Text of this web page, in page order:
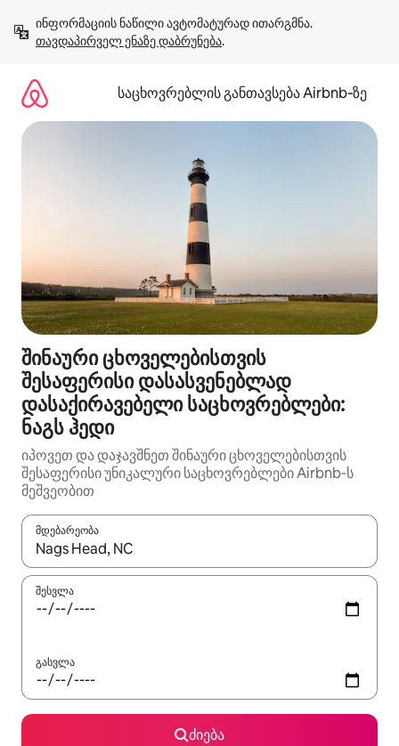
გადასვლა
თავდაპირველ ენაზე დაბრუნება.
საცხოვრებლის განთავსება Airbnb‑ზე
შინაური ცხოველებისთვის
შესაფერისი დასასვენებლად
დასაქირავებელი საცხოვრებლები:
ნაგს ჰედი
იპოვეთ და დაჯავშნეთ შინაური ცხოველებისთვის
შესაფერისი უნიკალური საცხოვრებლები Airbnb‑ს
მეშვეობით
მდებარეობა
როცა შედეგები ხელმისაწვდომი გახდება, ნავიგაციისთვის
შესვლა
გასვლა
ძიება